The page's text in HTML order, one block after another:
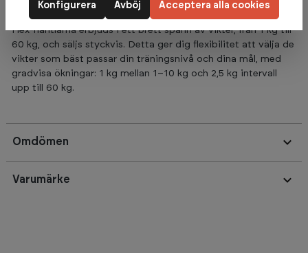
Tillgängliga viktklasser:
Hex-hantlarna erbjuds i ett brett spann av vikter, från 1 kg till
60 kg, och säljs styckvis. Detta ger dig flexibilitet att välja de
vikter som bäst passar din träningsnivå och dina mål, med
gradvisa ökningar: 1 kg mellan 1–10 kg och 2,5 kg intervall
upp till 60 kg.
Omdömen
Varumärke
Avböj
Konfigurera Acceptera alla cookies